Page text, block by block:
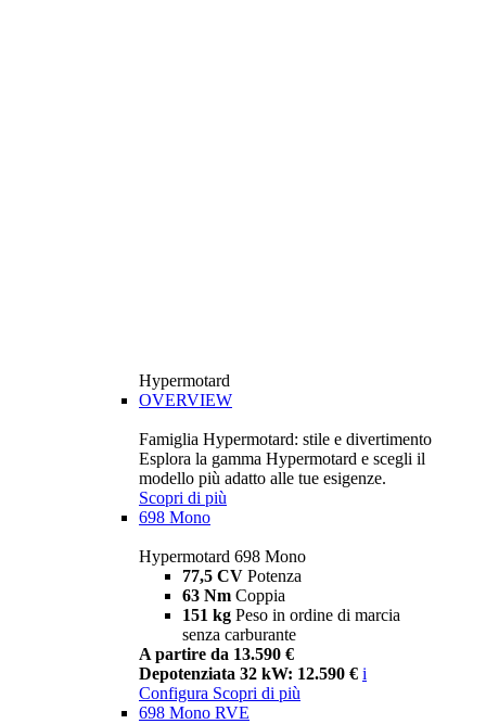
Hypermotard
OVERVIEW
Famiglia Hypermotard: stile e divertimento
Esplora la gamma Hypermotard e scegli il
modello più adatto alle tue esigenze.
Scopri di più
698 Mono
Hypermotard 698 Mono
77,5 CV Potenza
63 Nm Coppia
151 kg Peso in ordine di marcia
senza carburante
A partire da 13.590 €
Depotenziata 32 kW: 12.590 € i
Configura Scopri di più
698 Mono RVE